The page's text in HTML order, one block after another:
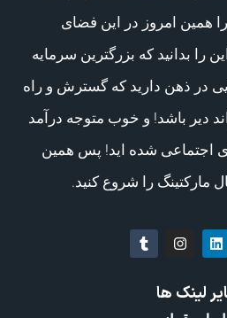
همین امروز در این فضای
را بدانید که بزرگترین سرمایه
در ذهن دارید که گسترش و راه
دیر باشد! و خوب متوجه درآمد
اجتماعی شده اید! پس همین
مارکتینگ را شروع کنید.
لینک ها